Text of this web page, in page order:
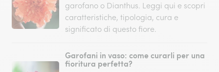
garofano o Dianthus. Leggi qui e scopri
caratteristiche, tipologia, cura e
significato di questo fiore.
Garofani in vaso: come curarli per una
fioritura perfetta?